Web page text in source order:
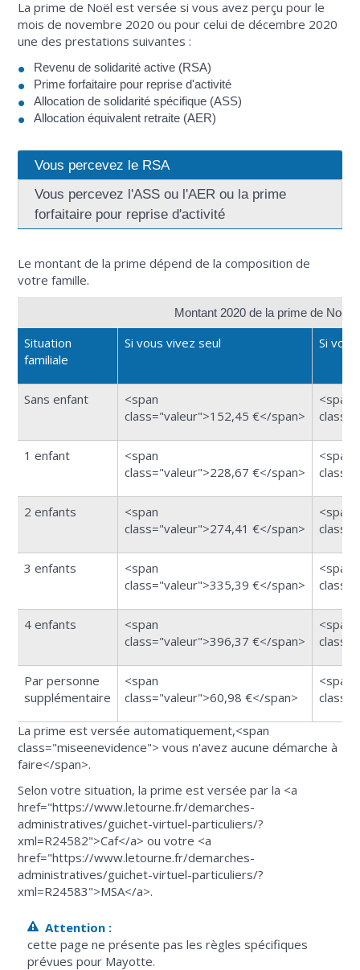
La prime de Noël est versée si vous avez perçu pour le
mois de novembre 2020 ou pour celui de décembre 2020
une des prestations suivantes :
Revenu de solidarité active (RSA)
Prime forfaitaire pour reprise d'activité
Allocation de solidarité spécifique (ASS)
Allocation équivalent retraite (AER)
Vous percevez le RSA
Vous percevez l'ASS ou l'AER ou la prime
forfaitaire pour reprise d'activité
Le montant de la prime dépend de la composition de
votre famille.
Montant 2020 de la prime de Noël
Situation
familiale
Si vous vivez seul Si
Sans enfant
<span
class="valeur">152,45 €</span>
<span
1 enfant
<span
class="valeur">228,67 €</span>
<span
2 enfants
<span
class="valeur">274,41 €</span>
<span
3 enfants
<span
class="valeur">335,39 €</span>
<span
4 enfants
<span
class="valeur">396,37 €</span>
<span
Par personne
supplémentaire
<span
class="valeur">60,98 €</span>
<span
La prime est versée automatiquement,<span
class="miseenevidence"> vous n'avez aucune démarche à
faire</span>.
Selon votre situation, la prime est versée par la <a
href="https://www.letourne.fr/demarches-
administratives/guichet-virtuel-particuliers/?
xml=R24582">Caf</a> ou votre <a
href="https://www.letourne.fr/demarches-
administratives/guichet-virtuel-particuliers/?
xml=R24583">MSA</a>.
Attention :
cette page ne présente pas les règles spécifiques
prévues pour Mayotte.